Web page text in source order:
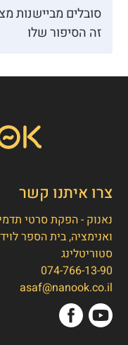
סובלים מביישנות
זה הסיפור שלו
צרו איתנו קשר
נאנוק - הפקת סרטי
ואנימציה, בית הספר
סטוריטלינג
074-766-13-90
asaf@nanook.co.il